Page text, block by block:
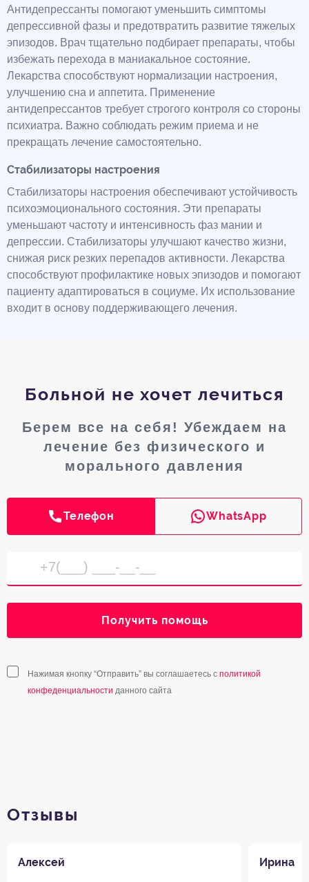
Антидепрессанты помогают уменьшить симптомы
депрессивной фазы и предотвратить развитие тяжелых
эпизодов. Врач тщательно подбирает препараты, чтобы
избежать перехода в маниакальное состояние.
Лекарства способствуют нормализации настроения,
улучшению сна и аппетита. Применение
антидепрессантов требует строгого контроля со стороны
психиатра. Важно соблюдать режим приема и не
прекращать лечение самостоятельно.
Стабилизаторы настроения
Стабилизаторы настроения обеспечивают устойчивость
психоэмоционального состояния. Эти препараты
уменьшают частоту и интенсивность фаз мании и
депрессии. Стабилизаторы улучшают качество жизни,
снижая риск резких перепадов активности. Лекарства
способствуют профилактике новых эпизодов и помогают
пациенту адаптироваться в социуме. Их использование
входит в основу поддерживающего лечения.
Больной не хочет лечиться
Берем все на себя! Убеждаем на
лечение без физического и
морального давления
Телефон WhatsApp
Получить помощь
Нажимая кнопку “Отправить” вы соглашаетесь с политикой
конфеденциальности данного сайта
Отзывы
Алексей Ирина